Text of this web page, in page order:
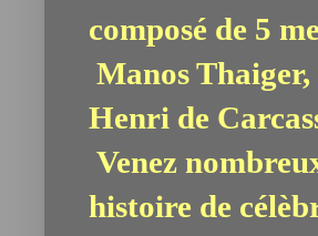
composé de 5
Manos
Henri de
Venez
histoire de